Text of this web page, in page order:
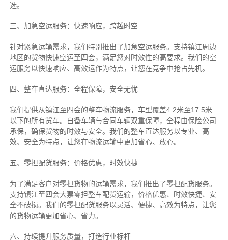
选。
三、加急空运服务：快速响应，跨越时空
针对紧急运输需求，我们特别推出了加急空运服务。支持镇江周边
地区的货物快速空运至四会，满足您对时效性的高要求。我们的空
运服务以快速响应、高效运作为特点，让您在竞争中抢占先机。
四、整车直达服务：全程保障，安全无忧
我们提供从镇江至四会的整车物流服务，车型覆盖4.2米至17.5米
以下的所有货车。自备车辆与合同车辆双重保障，全程由保险公司
承保，确保货物的时效与安全。我们的整车直达服务以专业、高
效、安全为特点，让您在物流运输中更加省心、放心。
五、零担配货服务：价格优惠，时效快捷
为了满足客户对零担货物的运输需求，我们推出了零担配货服务。
支持镇江至四会大票零担整车配货运输，价格优惠、时效快捷、安
全不破损。我们的零担配货服务以灵活、便捷、高效为特点，让您
的货物运输更加省心、省力。
六、持续提升服务质量，打造行业标杆